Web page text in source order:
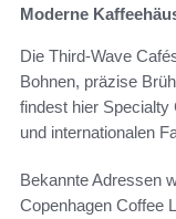
Moderne
Die Third-Wave
Bohnen, präzise
findest hier Specialty
und internationalen
Bekannte Adressen
Copenhagen Coffee